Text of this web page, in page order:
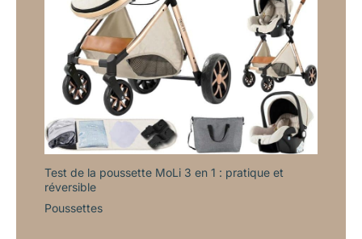
Test de la poussette MoLi 3 en 1 : pratique et
réversible
Poussettes